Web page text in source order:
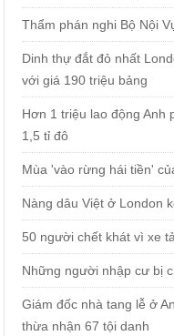
Thẩm phán nghi Bộ Nội
Dinh thự đắt đỏ nhất
với giá 190 triệu bảng
Hơn 1 triệu lao động Anh
1,5 tỉ đô
Mùa 'vào rừng hái tiền'
Nàng dâu Việt ở London
50 người chết khát vì xe
Những người nhập cư bị
Giám đốc nhà tang lễ ở
thừa nhận 67 tội danh